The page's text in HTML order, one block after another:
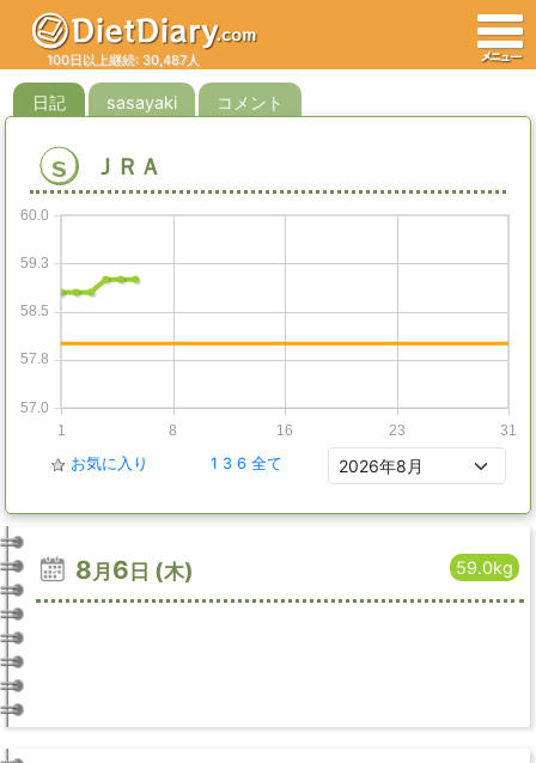
100日以上継続: 30,487人
日記 sasayaki コメント
s ＪＲＡ
1 8 16 23 31
57.0
57.8
58.5
59.3
60.0
お気に入り 1 3 6 全て
8月 6 日 (木) 59.0kg